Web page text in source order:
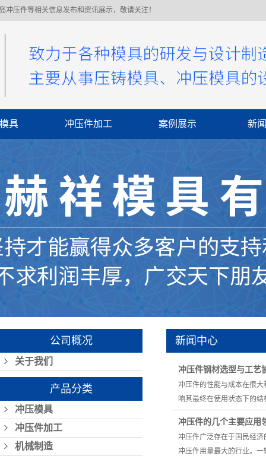
冲压件等相关信息发布和资讯展示，敬请关注！
具 冲压件加工 案例展示 新
常
公司概况
关于我们
产品分类
冲压模具
冲压件加工
机械制造
新闻中心
冲压件钢材选型与工艺
冲压件的性能与成本在很
响其最终在使用状态下的
冲压件的几个主要应用
冲压件广泛存在于国民经
冲压件用量最大的行业。